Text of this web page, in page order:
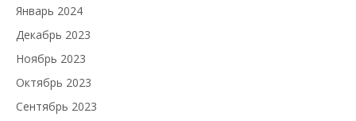
Январь 2024
Декабрь 2023
Ноябрь 2023
Октябрь 2023
Сентябрь 2023